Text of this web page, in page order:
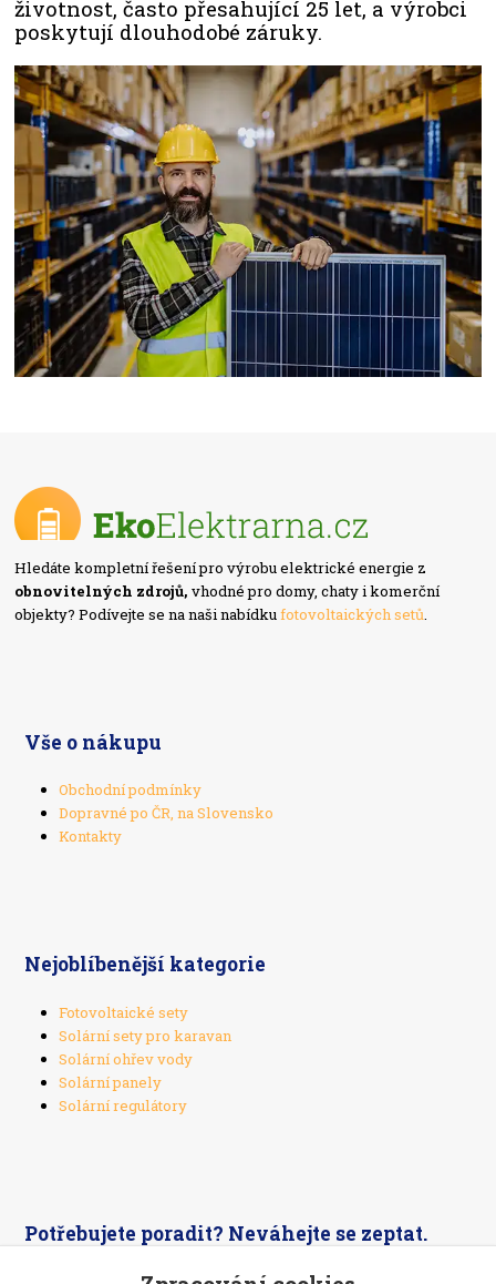
životnost, často přesahující 25 let, a výrobci
poskytují dlouhodobé záruky.
Hledáte kompletní řešení pro výrobu elektrické energie z
obnovitelných zdrojů, vhodné pro domy, chaty i komerční
objekty? Podívejte se na naši nabídkufotovoltaických setů
Vše o nákupu
Obchodní podmínky
Dopravné po ČR, na Slovensko
Kontakty
Nejoblíbenější kategorie
Fotovoltaické sety
Solární sety pro karavan
Solární ohřev vody
Solární panely
Solární regulátory
Potřebujete poradit? Neváhejte se zeptat.